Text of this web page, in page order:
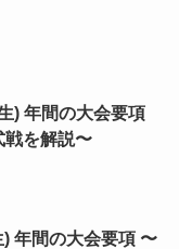
) 年間の大会要項
戦を解説〜
年間の大会要項 〜